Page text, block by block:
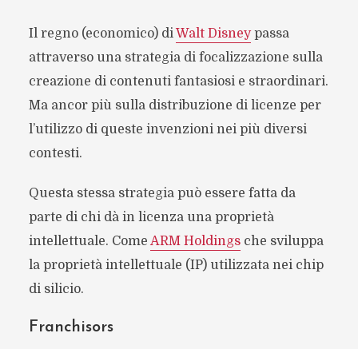
Il regno (economico) diWalt Disneypassa
attraverso una strategia di focalizzazione sulla
creazione di contenuti fantasiosi e straordinari.
Ma ancor più sulla distribuzione di licenze per
l’utilizzo di queste invenzioni nei più diversi
contesti.
Questa stessa strategia può essere fatta da
parte di chi dà in licenza una proprietà
intellettuale. Come ARM Holdingsche sviluppa
la proprietà intellettuale (IP) utilizzata nei chip
di silicio.
Franchisors